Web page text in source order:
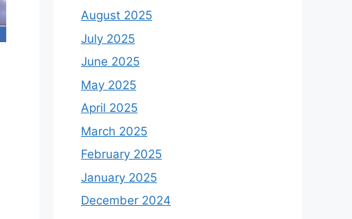
August 2025
July 2025
June 2025
May 2025
April 2025
March 2025
February 2025
January 2025
December 2024